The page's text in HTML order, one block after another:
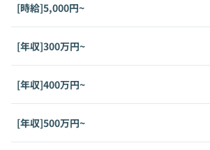
[時給]5,000円~
[年収]300万円~
[年収]400万円~
[年収]500万円~